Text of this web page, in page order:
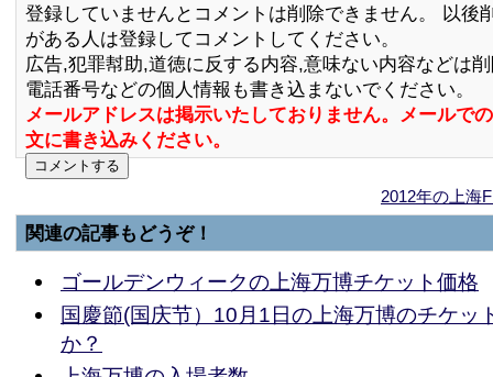
登録していませんとコメントは削除できません。 以後
がある人は登録してコメントしてください。
広告,犯罪幇助,道徳に反する内容,意味ない内容などは
電話番号などの個人情報も書き込まないでください。
メールアドレスは掲示いたしておりません。メールで
文に書き込みください。
2012年の上海
関連の記事もどうぞ！
ゴールデンウィークの上海万博チケット価格
国慶節(国庆节）10月1日の上海万博のチケッ
か？